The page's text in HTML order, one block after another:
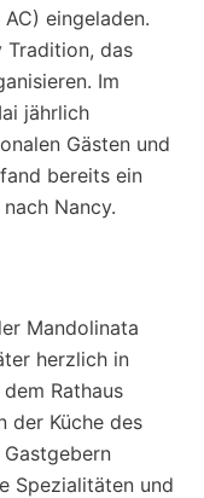
AC) eingeladen.
Tradition, das
Im
jährlich
Gästen und
bereits ein
Nancy.
Mandolinata
herzlich in
Rathaus
der Küche des
Spezialitäten und